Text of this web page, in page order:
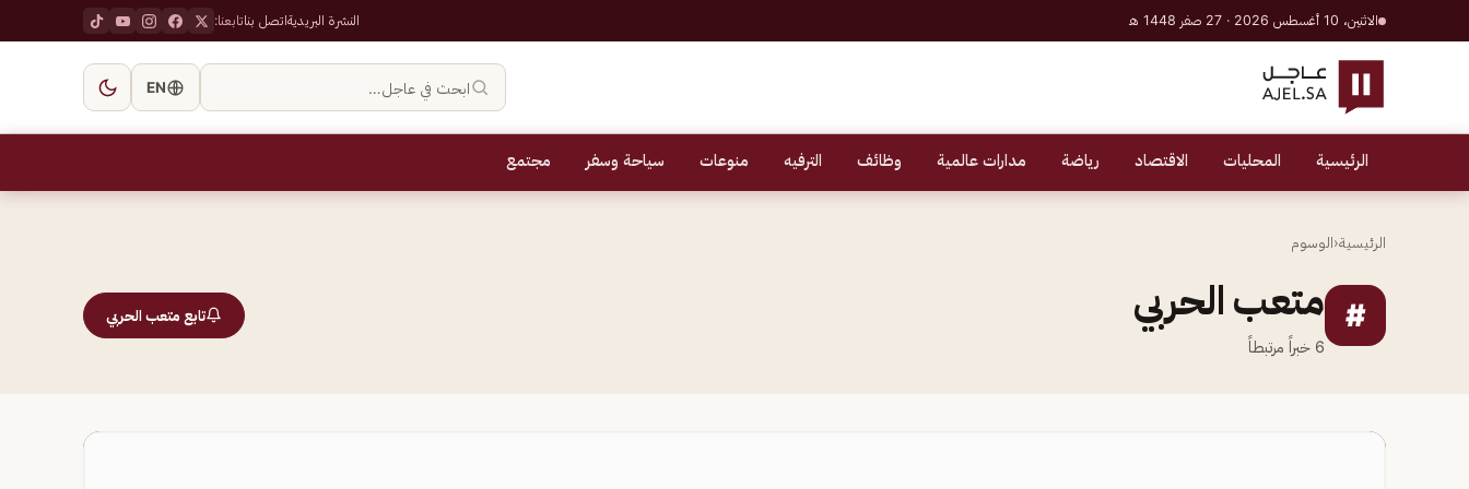
الاثنين، 10 أغسطس 2026 · 27 صفر 1448 هـ النشرة البريديةاتصل بناتابعنا:
ابحث في عاجل… EN
الرئيسية المحليات الاقتصاد رياضة مدارات عالمية وظائف الترفيه منوعات سياحة وسفر مجتمع
الرئيسية‹الوسوم
# متعب الحربي
6 خبراً مرتبطاً
تابع متعب الحربي